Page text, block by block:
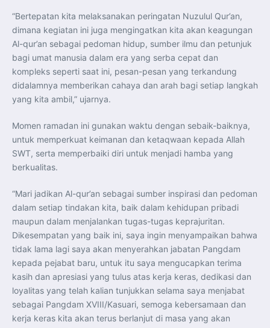
Presiden Prabowo Lantik 1.177 Perwira Remaja TNI-Polri
pada Upacara Praspa 2026
Mensesneg Tegaskan Komitmen Pemerintah Bangun
Ekosistem Kendaraan Listrik Nasional
Penerbang T-50i Golden Eagle TNI AU Ikuti Latihan
DBFM dalam Pitch Black 2026 di Australia
“Bertepatan kita melaksanakan peringatan Nuzulul Qur’an,
dimana kegiatan ini juga mengingatkan kita akan keagungan
Al-qur’an sebagai pedoman hidup, sumber ilmu dan petunjuk
bagi umat manusia dalam era yang serba cepat dan
kompleks seperti saat ini, pesan-pesan yang terkandung
didalamnya memberikan cahaya dan arah bagi setiap langkah
yang kita ambil,” ujarnya.
Momen ramadan ini gunakan waktu dengan sebaik-baiknya,
untuk memperkuat keimanan dan ketaqwaan kepada Allah
SWT, serta memperbaiki diri untuk menjadi hamba yang
berkualitas.
“Mari jadikan Al-qur’an sebagai sumber inspirasi dan pedoman
dalam setiap tindakan kita, baik dalam kehidupan pribadi
maupun dalam menjalankan tugas-tugas keprajuritan.
Dikesempatan yang baik ini, saya ingin menyampaikan bahwa
tidak lama lagi saya akan menyerahkan jabatan Pangdam
kepada pejabat baru, untuk itu saya mengucapkan terima
kasih dan apresiasi yang tulus atas kerja keras, dedikasi dan
loyalitas yang telah kalian tunjukkan selama saya menjabat
sebagai Pangdam XVIII/Kasuari, semoga kebersamaan dan
kerja keras kita akan terus berlanjut di masa yang akan